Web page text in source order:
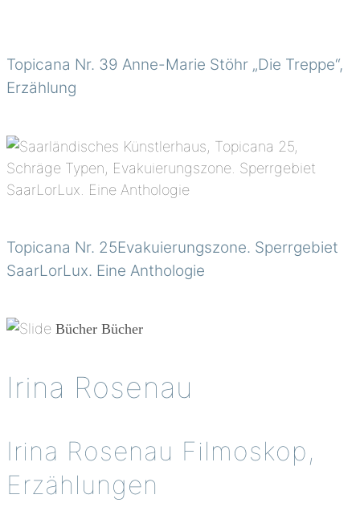
Topicana Nr. 39 Anne-Marie Stöhr „Die Treppe“,
Erzählung
Topicana Nr. 25Evakuierungszone. Sperrgebiet
SaarLorLux. Eine Anthologie
Bücher Bücher
Irina Rosenau
Irina Rosenau Filmoskop,
Erzählungen